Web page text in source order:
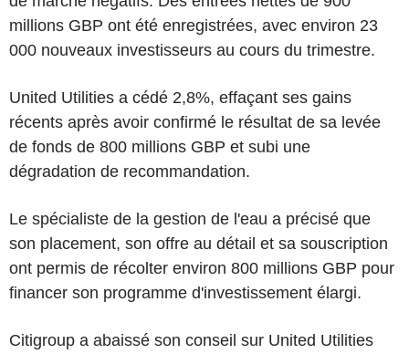
millions GBP ont été enregistrées, avec environ 23
000 nouveaux investisseurs au cours du trimestre.
United Utilities a cédé 2,8%, effaçant ses gains
récents après avoir confirmé le résultat de sa levée
de fonds de 800 millions GBP et subi une
dégradation de recommandation.
Le spécialiste de la gestion de l'eau a précisé que
son placement, son offre au détail et sa souscription
ont permis de récolter environ 800 millions GBP pour
financer son programme d'investissement élargi.
Citigroup a abaissé son conseil sur United Utilities